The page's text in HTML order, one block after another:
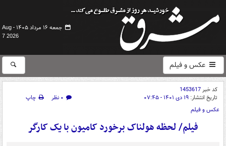
جمعه ۱۶ مرداد ۱۴۰۵ -
Aug
7 2026
عکس و فیلم
کد خبر1453617
تاریخ انتشار: ۱۹ دی ۱۴۰۱ - ۰۷:۴۵ ۰ نظر
چاپ
عکس و فیلم
فیلم/ لحظه هولناک برخورد کامیون با یک کارگر